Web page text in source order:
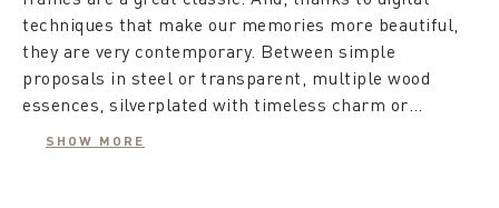
techniques that make our memories more beautiful,
they are very contemporary. Between simple
proposals in steel or transparent, multiple wood
essences, silverplated with timeless charm or
handmade in natural materials, the Coincasa
Walls filled with motivational photos and phrases,
SHOW MORE